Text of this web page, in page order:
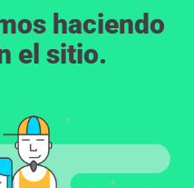
haciendo
el sitio.